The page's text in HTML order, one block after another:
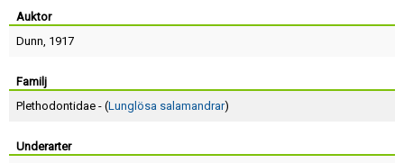
Auktor
Dunn, 1917
Familj
Plethodontidae - (Lunglösa salamandrar)
Underarter
Terms of Service
Skapa konto